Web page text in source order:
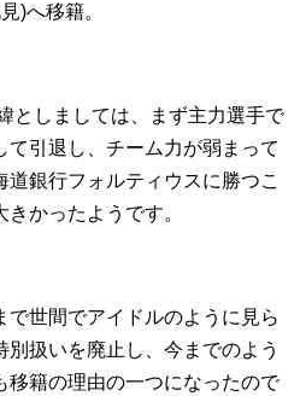
)へ移籍。
としましては、まず主力選手で
て引退し、チーム力が弱まって
銀行フォルティウスに勝つこ
かったようです。
で世間でアイドルのように見ら
扱いを廃止し、今までのよう
移籍の理由の一つになったので